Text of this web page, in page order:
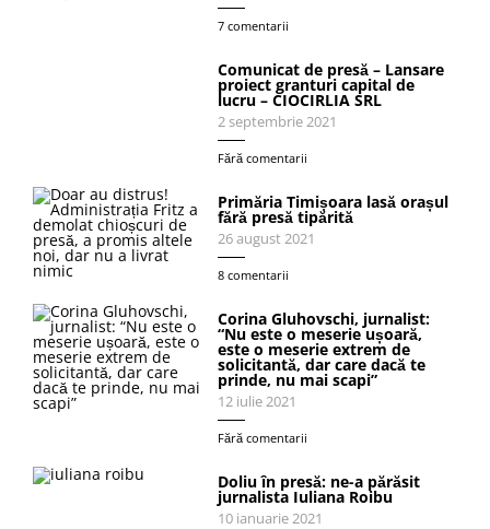
7 comentarii
Comunicat de presă – Lansare
proiect granturi capital de
lucru – CIOCIRLIA SRL
2 septembrie 2021
Fără comentarii
Primăria Timișoara lasă orașul
fără presă tipărită
26 august 2021
8 comentarii
Corina Gluhovschi, jurnalist:
“Nu este o meserie ușoară,
este o meserie extrem de
solicitantă, dar care dacă te
prinde, nu mai scapi”
12 iulie 2021
Fără comentarii
Doliu în presă: ne-a părăsit
jurnalista Iuliana Roibu
10 ianuarie 2021